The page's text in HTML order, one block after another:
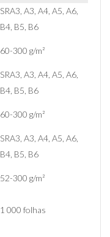
SRA3, A3, A4, A5, A6,
B4, B5, B6
60-300 g/m²
SRA3, A3, A4, A5, A6,
B4, B5, B6
60-300 g/m²
SRA3, A3, A4, A5, A6,
B4, B5, B6
52-300 g/m²
1 000 folhas